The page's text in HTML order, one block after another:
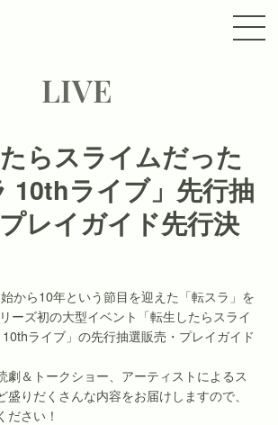
LIVE
たらスライムだった
10thライブ」先行抽
レイガイド先行決
から10年という節目を迎えた「転スラ」を
ーズ初の大型イベント「転生したらスライ
ライブ」の先行抽選販売・プレイガイド
劇＆トークショー、アーティストによるス
盛りだくさんな内容をお届けしますので、
ださい！